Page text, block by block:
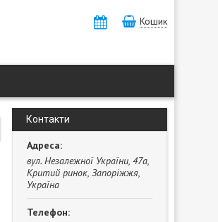
Кошик
Контакти
вул. Незалежної України, 47а,
Критий ринок, Запоріжжя,
Україна